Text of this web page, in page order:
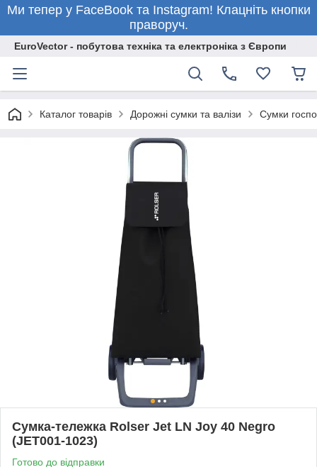
Ми тепер у FaceBook та Instagram! Клацніть кнопки
праворуч.
EuroVector - побутова техніка та електроніка з Європи
Каталог товарів Дорожні сумки та валізи Сумки
Сумка-тележка Rolser Jet LN Joy 40 Negro
(JET001-1023)
Готово до відправки